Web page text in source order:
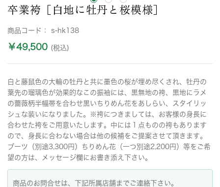
卒業袴［白地に牡丹と桜模様］
商品コード： s-hk138
￥49,500 (税込)
白と藤鼠色の大輪の牡丹と共に墨色の桜が埋め尽くされ、牡丹の
葉先の瑠璃色が効果的なこの振袖には、黒無地の袴、黒地にラメ
の薔薇柄半幅帯を合わせ黒いちりめん花をあしらい、スタイリッ
シュな装いになりました。※袴につきましては、お客様の身長に
合わせた袴をご用意いたします。中には１点ものの袴もあります
ので、身長に合わない場合は他の候補をご提案させて頂きます。
ブーツ（別途3,300円）ちりめん花（一つ別途2,200円）等をご希
望の方は、メッセージ欄にお書き添え下さい。
商品のお問合せは、下記所属店舗までご連絡下さい。